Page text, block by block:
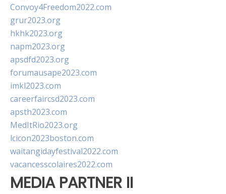
Convoy4Freedom2022.com
grur2023.org
hkhk2023.org
napm2023.org
apsdfd2023.org
forumausape2023.com
imkl2023.com
careerfaircsd2023.com
apsth2023.com
MedItRio2023.org
lcicon2023boston.com
waitangidayfestival2022.com
vacancesscolaires2022.com
MEDIA PARTNER II